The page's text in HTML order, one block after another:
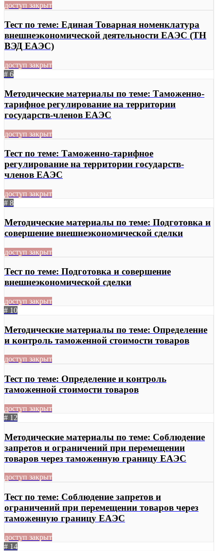
доступ закрыт
Тест по теме: Единая Товарная номенклатура
внешнеэкономической деятельности ЕАЭС (ТН
ВЭД ЕАЭС)
доступ закрыт
# 6
Методические материалы по теме: Таможенно-
тарифное регулирование на территории
государств-членов ЕАЭС
доступ закрыт
Тест по теме: Таможенно-тарифное
регулирование на территории государств-
членов ЕАЭС
доступ закрыт
# 8
Методические материалы по теме: Подготовка и
совершение внешнеэкономической сделки
доступ закрыт
Тест по теме: Подготовка и совершение
внешнеэкономической сделки
доступ закрыт
# 10
Методические материалы по теме: Определение
и контроль таможенной стоимости товаров
доступ закрыт
Тест по теме: Определение и контроль
таможенной стоимости товаров
доступ закрыт
# 12
Методические материалы по теме: Соблюдение
запретов и ограничений при перемещении
товаров через таможенную границу ЕАЭС
доступ закрыт
Тест по теме: Соблюдение запретов и
ограничений при перемещении товаров через
таможенную границу ЕАЭС
доступ закрыт
# 14